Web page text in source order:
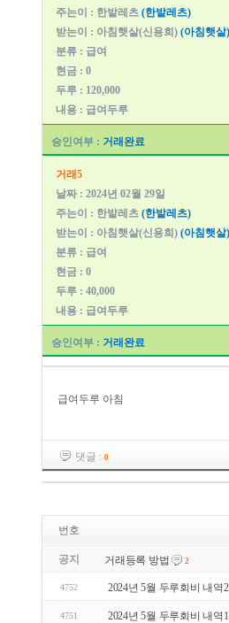
주는이 : 한밭레츠 (한밭레츠)
받는이 : 아침햇살(신용희) (아침햇살)
분류 : 급여
현금 : 0
두루 : 120,000
내용 : 급여두루
승인여부 : 거래완료
거래5
날짜 : 2024년 02월 29일
주는이 : 한밭레츠 (한밭레츠)
받는이 : 아침햇살(신용희) (아침햇살)
분류 : 급여
현금 : 0
두루 : 40,000
내용 : 급여두루
승인여부 : 거래완료
급여두루 아침
댓글 : 0
번호
공지 거래등록 방법 2
4752 2024년 5월 두루회비 내역2
4751 2024년 5월 두루회비 내역1